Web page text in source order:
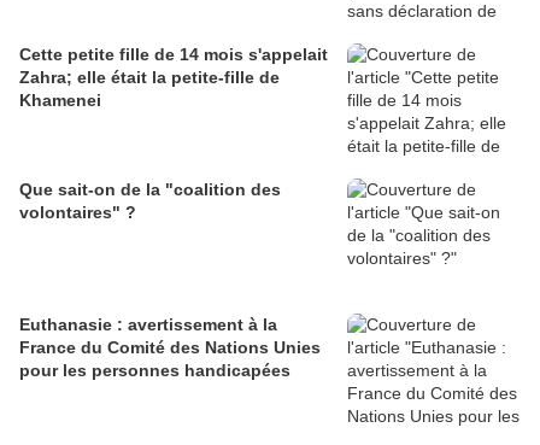
Cette petite fille de 14 mois s'appelait
Zahra; elle était la petite-fille de
Khamenei
Que sait-on de la "coalition des
volontaires" ?
Euthanasie : avertissement à la
France du Comité des Nations Unies
pour les personnes handicapées